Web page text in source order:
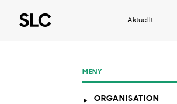
Aktuellt
MENY
ORGANISATION